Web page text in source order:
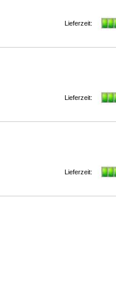
Lieferzeit:
Lieferzeit:
Lieferzeit: